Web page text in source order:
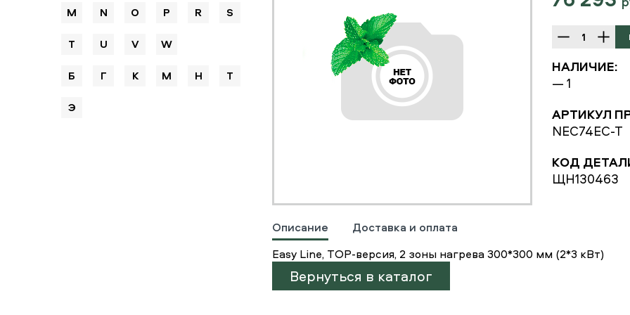
M N O P R S
T U V W
Б Г К М Н Т
Э
НАЛИЧИЕ:
— 1
АРТИКУЛ
NEC74EC-T
КОД
ЩН130463
Описание
Доставка и оплата
Easy Line, TOP-версия, 2 зоны нагрева 300*300 мм (2*3 кВт)
Вернуться в каталог